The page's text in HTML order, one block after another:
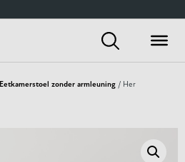
Eetkamerstoel zonder armleuning / Her